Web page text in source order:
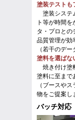
塗装テストも
塗装システ
ト等が時間
タ・プロとの
品質管理が効
（若干のデ
塗料を選ばな
焼き付け塗
塗料に至まで
（ブースや
物をご提案し
バッチ対応